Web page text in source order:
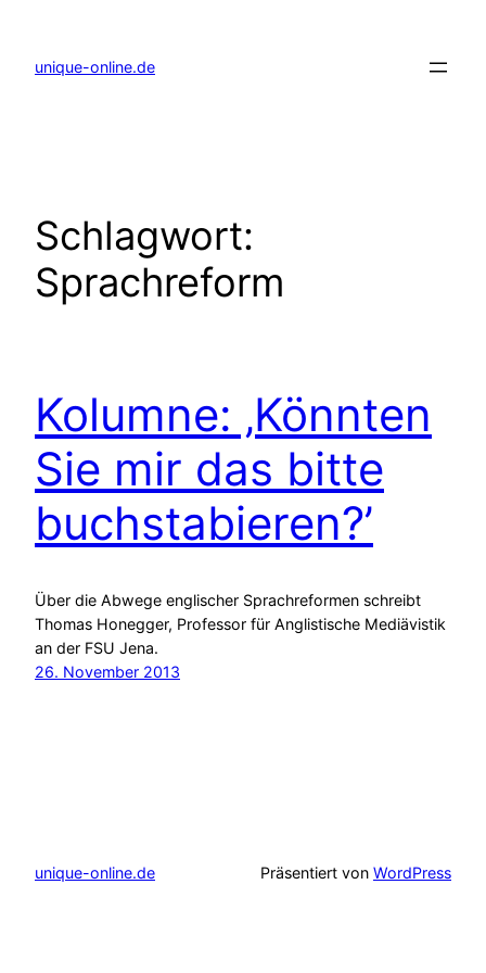
springen
unique-online.de
Schlagwort:
Sprachreform
Kolumne: ‚Könnten
Sie mir das bitte
buchstabieren?’
Über die Abwege englischer Sprachreformen schreibt
Thomas Honegger, Professor für Anglistische Mediävistik
an der FSU Jena.
26. November 2013
unique-online.de Präsentiert von WordPress